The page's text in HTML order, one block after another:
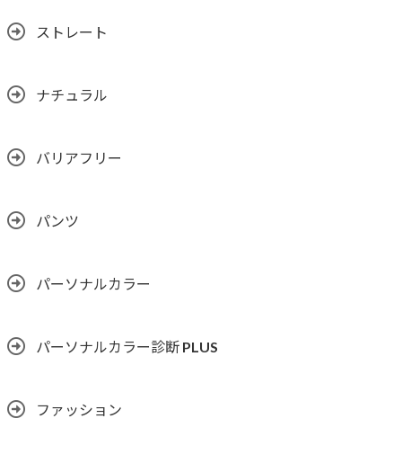
ストレート
ナチュラル
バリアフリー
パンツ
パーソナルカラー
パーソナルカラー診断 PLUS
ファッション